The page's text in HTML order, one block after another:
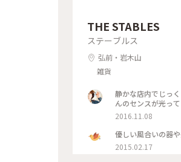
THE STABLES
ステーブルス
弘前・岩木山
雑貨
静かな店内でじっ
2016.11.08
優しい風合いの器
2015.02.17